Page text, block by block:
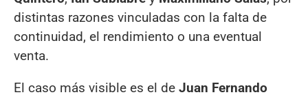
distintas razones vinculadas con la falta de
continuidad, el rendimiento o una eventual
venta.
El caso más visible es el de Juan Fernando